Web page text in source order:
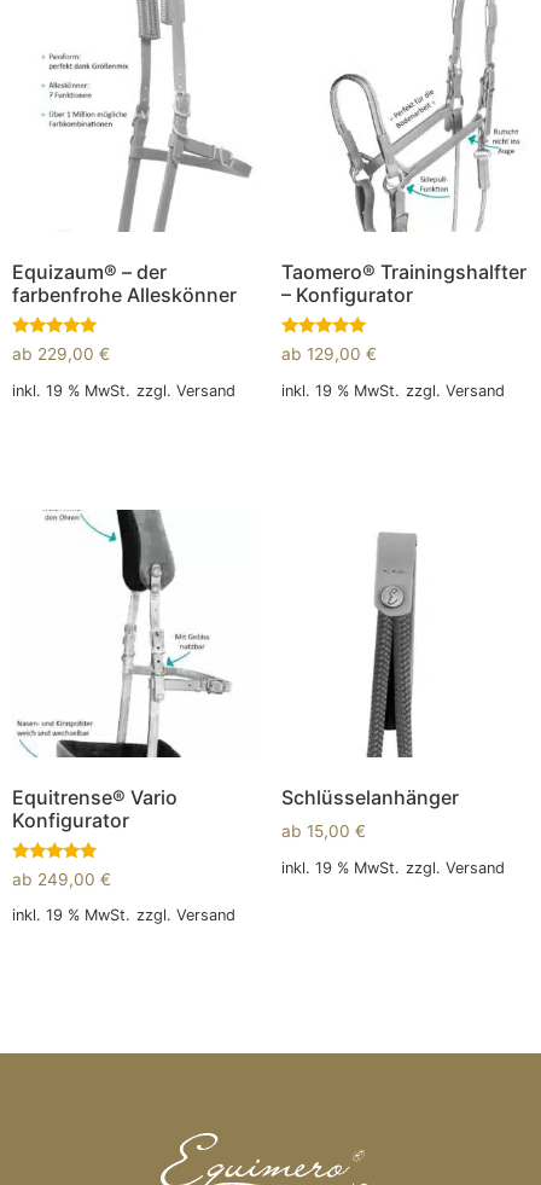
Equizaum® – der
farbenfrohe Alleskönner
Bewertet
mit
5.00
von 5
ab 229,00 €
inkl. 19 % MwSt. zzgl. Versand
Taomero® Trainingshalfter
– Konfigurator
Bewertet
mit
5.00
von 5
ab 129,00 €
inkl. 19 % MwSt. zzgl. Versand
Equitrense® Vario
Konfigurator
Bewertet
mit
5.00
von 5
ab 249,00 €
inkl. 19 % MwSt. zzgl. Versand
Schlüsselanhänger
ab 15,00 €
inkl. 19 % MwSt. zzgl. Versand